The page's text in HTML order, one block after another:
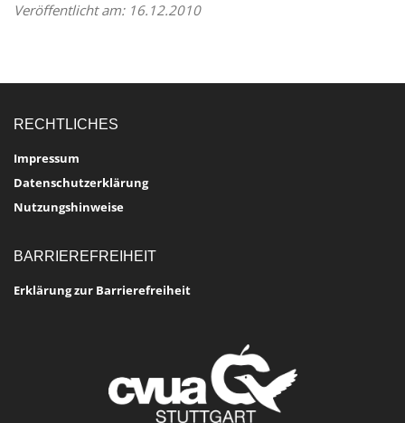
Veröffentlicht am: 16.12.2010
RECHTLICHES
Impressum
Datenschutzerklärung
Nutzungshinweise
BARRIEREFREIHEIT
Erklärung zur Barrierefreiheit